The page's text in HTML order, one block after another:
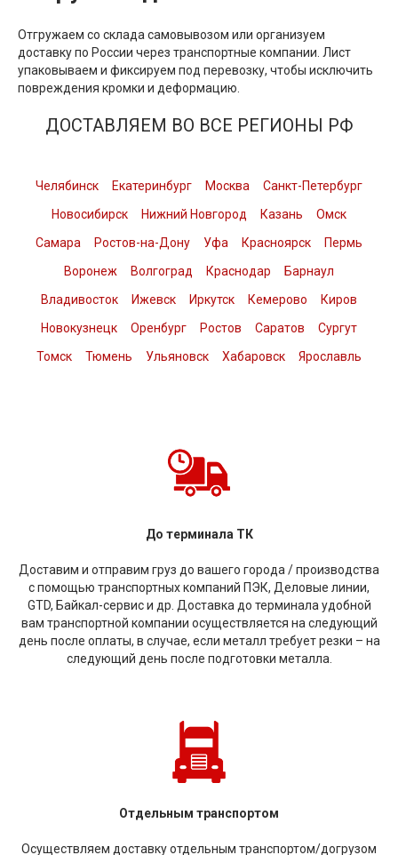
Отгружаем со склада самовывозом или организуем
доставку по России через транспортные компании. Лист
упаковываем и фиксируем под перевозку, чтобы исключить
повреждения кромки и деформацию.
ДОСТАВЛЯЕМ ВО ВСЕ РЕГИОНЫ РФ
Челябинск Екатеринбург Москва
Санкт-Петербург
Новосибирск
Нижний Новгород Казань
Омск
Самара
Ростов-на-Дону Уфа Красноярск
Пермь
Воронеж
Волгоград Краснодар
Барнаул
Владивосток
Ижевск Иркутск Кемерово
Киров
Новокузнецк
Оренбург Ростов Саратов
Сургут
Томск
Тюмень Ульяновск Хабаровск Ярославль
До терминала ТК
Доставим и отправим груз до вашего города / производства
с помощью транспортных компаний ПЭК, Деловые линии,
GTD, Байкал-сервис и др. Доставка до терминала удобной
вам транспортной компании осуществляется на следующий
день после оплаты, в случае, если металл требует резки – на
следующий день после подготовки металла.
Отдельным транспортом
Осуществляем доставку отдельным транспортом/догрузом